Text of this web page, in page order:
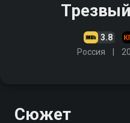
3.8
Россия
Сюжет